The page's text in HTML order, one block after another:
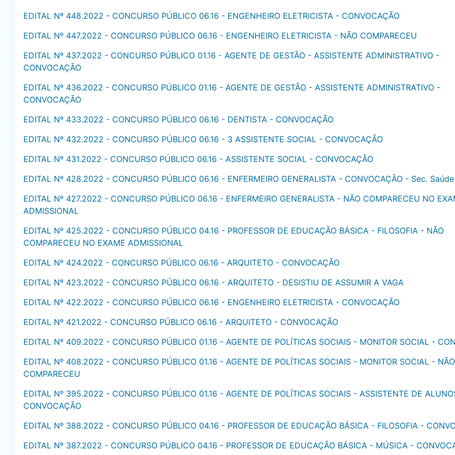
EDITAL Nº 448.2022 - CONCURSO PÚBLICO 06.16 - ENGENHEIRO ELETRICISTA - CONVOCAÇÃO
EDITAL Nº 447.2022 - CONCURSO PÚBLICO 06.16 - ENGENHEIRO ELETRICISTA - NÃO COMPARECEU
EDITAL Nº 437.2022 - CONCURSO PÚBLICO 01.16 - AGENTE DE GESTÃO - ASSISTENTE ADMINISTRATIVO -
CONVOCAÇÃO
EDITAL Nº 436.2022 - CONCURSO PÚBLICO 01.16 - AGENTE DE GESTÃO - ASSISTENTE ADMINISTRATIVO -
CONVOCAÇÃO
EDITAL Nº 433.2022 - CONCURSO PÚBLICO 06.16 - DENTISTA - CONVOCAÇÃO
EDITAL Nº 432.2022 - CONCURSO PÚBLICO 06.16 - 3 ASSISTENTE SOCIAL - CONVOCAÇÃO
EDITAL Nº 431.2022 - CONCURSO PÚBLICO 06.16 - ASSISTENTE SOCIAL - CONVOCAÇÃO
EDITAL Nº 428.2022 - CONCURSO PÚBLICO 06.16 - ENFERMEIRO GENERALISTA - CONVOCAÇÃO - Sec. Saúde
EDITAL Nº 427.2022 - CONCURSO PÚBLICO 06.16 - ENFERMEIRO GENERALISTA - NÃO COMPARECEU NO
ADMISSIONAL
EDITAL Nº 425.2022 - CONCURSO PÚBLICO 04.16 - PROFESSOR DE EDUCAÇÃO BÁSICA - FILOSOFIA - NÃO
COMPARECEU NO EXAME ADMISSIONAL
EDITAL Nº 424.2022 - CONCURSO PÚBLICO 06.16 - ARQUITETO - CONVOCAÇÃO
EDITAL Nº 423.2022 - CONCURSO PÚBLICO 06.16 - ARQUITETO - DESISTIU DE ASSUMIR A VAGA
EDITAL Nº 422.2022 - CONCURSO PÚBLICO 06.16 - ENGENHEIRO ELETRICISTA - CONVOCAÇÃO
EDITAL Nº 421.2022 - CONCURSO PÚBLICO 06.16 - ARQUITETO - CONVOCAÇÃO
EDITAL Nº 409.2022 - CONCURSO PÚBLICO 01.16 - AGENTE DE POLÍTICAS SOCIAIS - MONITOR SOCIAL -
EDITAL Nº 408.2022 - CONCURSO PÚBLICO 01.16 - AGENTE DE POLÍTICAS SOCIAIS - MONITOR SOCIAL - NÃO
COMPARECEU
EDITAL Nº 395.2022 - CONCURSO PÚBLICO 01.16 - AGENTE DE POLÍTICAS SOCIAIS - ASSISTENTE DE
CONVOCAÇÃO
EDITAL Nº 388.2022 - CONCURSO PÚBLICO 04.16 - PROFESSOR DE EDUCAÇÃO BÁSICA - FILOSOFIA -
EDITAL Nº 387.2022 - CONCURSO PÚBLICO 04.16 - PROFESSOR DE EDUCAÇÃO BÁSICA - MÚSICA -